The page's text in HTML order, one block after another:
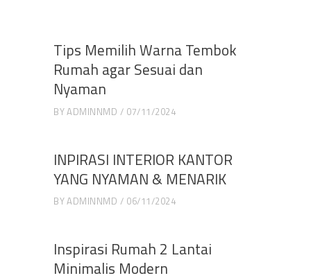
Tips Memilih Warna Tembok
Rumah agar Sesuai dan
Nyaman
BYADMINNMD 07/11/2024
INPIRASI INTERIOR KANTOR
YANG NYAMAN & MENARIK
BYADMINNMD 06/11/2024
Inspirasi Rumah 2 Lantai
Minimalis Modern